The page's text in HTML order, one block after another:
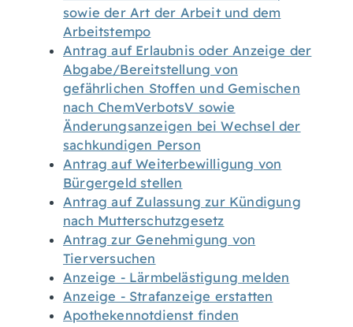
sowie der Art der Arbeit und dem
Arbeitstempo
Antrag auf Erlaubnis oder Anzeige der
Abgabe/Bereitstellung von
gefährlichen Stoffen und Gemischen
nach ChemVerbotsV sowie
Änderungsanzeigen bei Wechsel der
sachkundigen Person
Antrag auf Weiterbewilligung von
Bürgergeld stellen
Antrag auf Zulassung zur Kündigung
nach Mutterschutzgesetz
Antrag zur Genehmigung von
Tierversuchen
Anzeige - Lärmbelästigung melden
Anzeige - Strafanzeige erstatten
Apothekennotdienst finden